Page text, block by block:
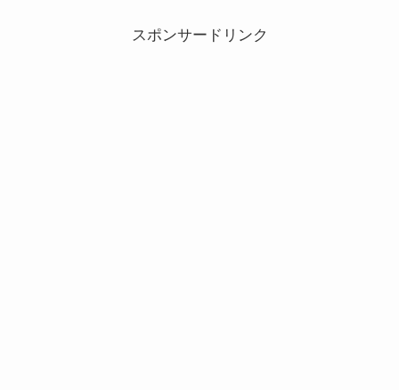
スポンサードリンク